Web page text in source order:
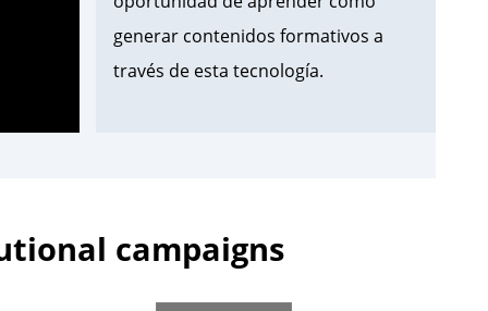
generar contenidos formativos a
través de esta tecnología.
— Centro de Estudios Jurídicos
(@cejmjusticia)June 13, 2023
campaigns